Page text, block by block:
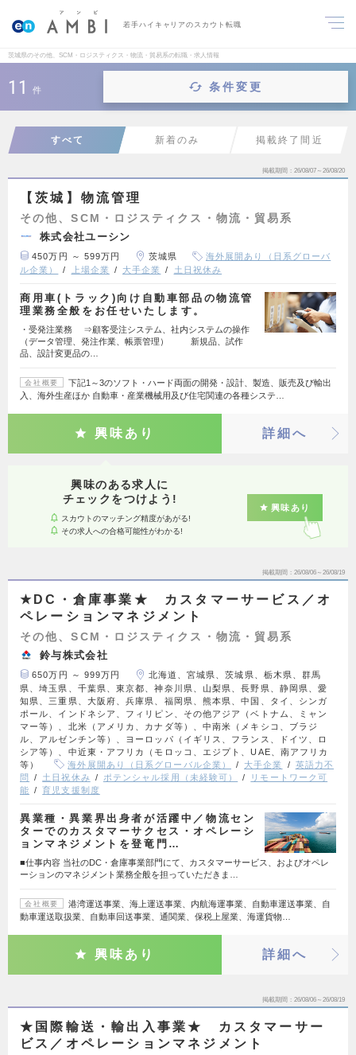
若手ハイキャリアのスカウト転職
茨城県のその他、SCM・ロジスティクス・物流・貿易系の転職・求人情報
11 件 条件変更
すべて 新着のみ 掲載終了間近
掲載期間 26/08/07～26/08/20
【茨城】物流管理
その他、SCM・ロジスティクス・物流・貿易系
株式会社ユーシン
450万円 ～ 599万円 茨城県
海外展開あり（日系グローバ
ル企業）
上場企業 大手企業 土日祝休み
商用車(トラック)向け自動車部品の物流管
理業務全般をお任せいたします。
・受発注業務 ⇒顧客受注システム、社内システムの操作
（データ管理、発注作業、帳票管理） 新規品、試作
品、設計変更品の…
会社概要
下記1～3のソフト・ハード両面の開発・設計、製造、販売及び輸出
入、海外生産ほか 自動車・産業機械用及び住宅関連の各種システ…
興味あり 詳細へ
興味のある求人に
チェックをつけよう!
スカウトのマッチング精度があがる!
その求人への合格可能性がわかる!
興味あり
掲載期間 26/08/06～26/08/19
★DC・倉庫事業★ カスタマーサービス／オ
ペレーションマネジメント
その他、SCM・ロジスティクス・物流・貿易系
鈴与株式会社
650万円 ～ 999万円
北海道、宮城県、茨城県、栃木県、群馬
県、埼玉県、千葉県、東京都、神奈川県、山梨県、長野県、静岡県、愛
知県、三重県、大阪府、兵庫県、福岡県、熊本県、中国、タイ、シンガ
ポール、インドネシア、フィリピン、その他アジア（ベトナム、ミャン
マー等）、北米（アメリカ、カナダ等）、中南米（メキシコ、ブラジ
ル、アルゼンチン等）、ヨーロッパ（イギリス、フランス、ドイツ、ロ
シア等）、中近東・アフリカ（モロッコ、エジプト、UAE、南アフリカ
等）
海外展開あり（日系グローバル企業） 大手企業
英語力不
問
土日祝休み ポテンシャル採用（未経験可）
リモートワーク可
能
育児支援制度
異業種・異業界出身者が活躍中／物流セン
ターでのカスタマーサクセス・オペレーシ
ョンマネジメントを登竜門…
■仕事内容 当社のDC・倉庫事業部門にて、カスタマーサービス、およびオペレ
ーションのマネジメント業務全般を担っていただきま…
会社概要
港湾運送事業、海上運送事業、内航海運事業、自動車運送事業、自
動車運送取扱業、自動車回送事業、通関業、保税上屋業、海運貨物…
興味あり 詳細へ
掲載期間 26/08/06～26/08/19
★国際輸送・輸出入事業★ カスタマーサー
ビス／オペレーションマネジメント